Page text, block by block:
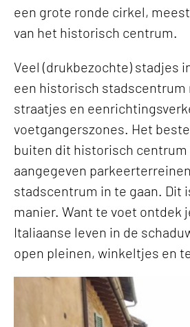
een grote ronde cirkel,
van het historisch centrum.
Veel (drukbezochte) stadjes
een historisch stadscentrum
straatjes en
voetgangerszones. Het
buiten dit historisch centrum
aangegeven
stadscentrum in te gaan. Dit
manier. Want te voet ontdek
Italiaanse leven in de
open pleinen, winkeltjes en